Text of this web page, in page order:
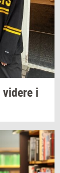
vi­de­re i